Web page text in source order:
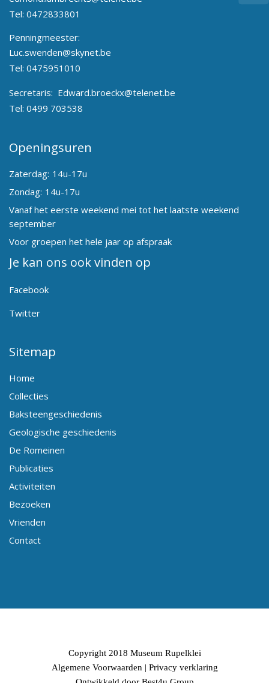
Tel: 0472833801
Penningmeester:
Luc.swenden@skynet.be
Tel: 0475951010
Secretaris: Edward.broeckx@telenet.be
Tel: 0499 703538
Openingsuren
Zaterdag: 14u-17u
Zondag: 14u-17u
Vanaf het eerste weekend mei tot het laatste weekend
september
Voor groepen het hele jaar op afspraak
Je kan ons ook vinden op
Facebook
Twitter
Sitemap
Home
Collecties
Baksteengeschiedenis
Geologische geschiedenis
De Romeinen
Publicaties
Activiteiten
Bezoeken
Vrienden
Contact
Copyright 2018 Museum Rupelklei
Algemene Voorwaarden| Privacy verklaring